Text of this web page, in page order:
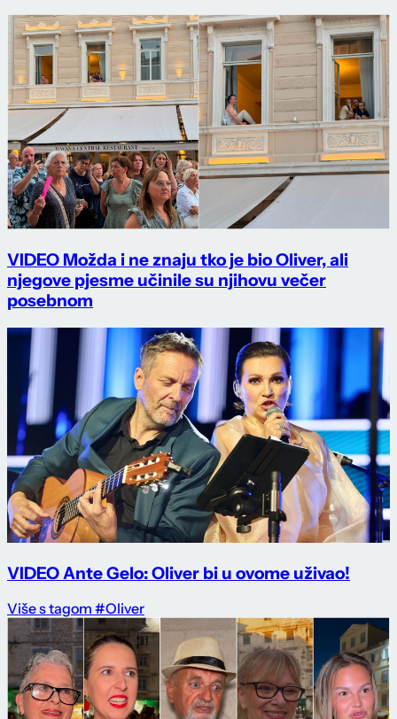
VIDEO Možda i ne znaju tko je bio Oliver, ali
njegove pjesme učinile su njihovu večer
posebnom
VIDEO Ante Gelo: Oliver bi u ovome uživao!
Više s tagom #Oliver